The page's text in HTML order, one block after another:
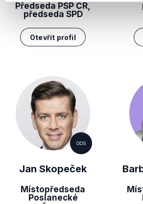
Předseda PSP ČR,
předseda SPD
Otevřít profil
ODS
Jan Skopeček
Místopředseda
Poslanecké